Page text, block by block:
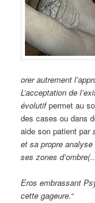
orer autrement
L’acceptation de
évolutifpermet au
des cases ou dans
aide son patient par
et sa propre
ses zones
Eros embrassant
cette gageure.“